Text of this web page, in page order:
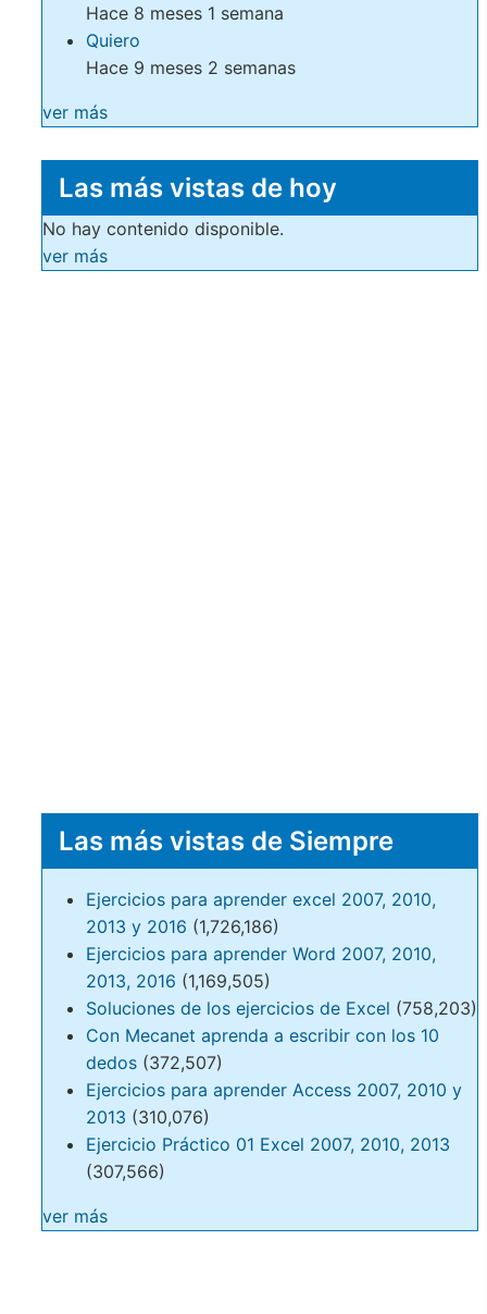
Hace 8 meses 1 semana
Quiero
Hace 9 meses 2 semanas
ver más
Las más vistas de hoy
No hay contenido disponible.
ver más
Las más vistas de Siempre
Ejercicios para aprender excel 2007, 2010,
2013 y 2016 (1,726,186)
Ejercicios para aprender Word 2007, 2010,
2013, 2016 (1,169,505)
Soluciones de los ejercicios de Excel (758,203)
Con Mecanet aprenda a escribir con los 10
dedos (372,507)
Ejercicios para aprender Access 2007, 2010 y
2013 (310,076)
Ejercicio Práctico 01 Excel 2007, 2010, 2013
(307,566)
ver más